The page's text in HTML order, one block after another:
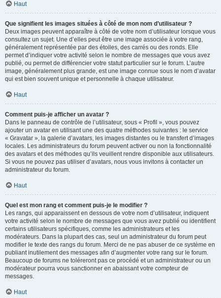
Haut
Que signifient les images situées à côté de mon nom d’utilisateur ?
Deux images peuvent apparaître à côté de votre nom d’utilisateur lorsque vous
consultez un sujet. Une d’elles peut être une image associée à votre rang,
généralement représentée par des étoiles, des carrés ou des ronds. Elle
permet d’indiquer votre activité selon le nombre de messages que vous avez
publié, ou permet de différencier votre statut particulier sur le forum. L’autre
image, généralement plus grande, est une image connue sous le nom d’avatar
qui est bien souvent unique et personnelle à chaque utilisateur.
Haut
Comment puis-je afficher un avatar ?
Dans le panneau de contrôle de l’utilisateur, sous « Profil », vous pouvez
ajouter un avatar en utilisant une des quatre méthodes suivantes : le service
« Gravatar », la galerie d’avatars, les images distantes ou le transfert d’images
locales. Les administrateurs du forum peuvent activer ou non la fonctionnalité
des avatars et des méthodes qu’ils veuillent rendre disponible aux utilisateurs.
Si vous ne pouvez pas utiliser d’avatars, nous vous invitons à contacter un
administrateur du forum.
Haut
Quel est mon rang et comment puis-je le modifier ?
Les rangs, qui apparaissent en dessous de votre nom d’utilisateur, indiquent
votre activité selon le nombre de messages que vous avez publié ou identifient
certains utilisateurs spécifiques, comme les administrateurs et les
modérateurs. Dans la plupart des cas, seul un administrateur du forum peut
modifier le texte des rangs du forum. Merci de ne pas abuser de ce système en
publiant inutilement des messages afin d’augmenter votre rang sur le forum.
Beaucoup de forums ne toléreront pas ce procédé et un administrateur ou un
modérateur pourra vous sanctionner en abaissant votre compteur de
messages.
Haut